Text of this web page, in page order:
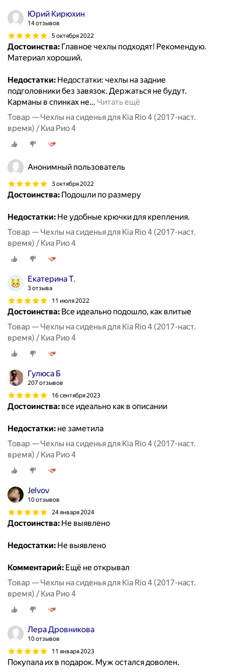
Юрий Кирюхин
14 отзывов
5 октября 2022
Достоинства: Главное чехлы подходят! Рекомендую.
Материал хороший.
Недостатки: Недостатки: чехлы на задние
подголовники без завязок. Держаться не будут.
Карманы в спинках не… Читать ещё
Товар — Чехлы на сиденья для Kia Rio 4 (2017-наст.
время) / Киа Рио 4
Анонимный пользователь
3 октября 2022
Достоинства: Подошли по размеру
Недостатки: Не удобные крючки для крепления.
Товар — Чехлы на сиденья для Kia Rio 4 (2017-наст.
время) / Киа Рио 4
Екатерина Т.
3 отзыва
11 июля 2022
Достоинства: Все идеально подошло, как влитые
Товар — Чехлы на сиденья для Kia Rio 4 (2017-наст.
время) / Киа Рио 4
Гулюса Б
207 отзывов
16 сентября 2023
Достоинства: все идеально как в описании
Недостатки: не заметила
Товар — Чехлы на сиденья для Kia Rio 4 (2017-наст.
время) / Киа Рио 4
Jelvov
10 отзывов
24 января 2024
Достоинства: Не выявлено
Недостатки: Не выявлено
Комментарий: Ещё не открывал
Товар — Чехлы на сиденья для Kia Rio 4 (2017-наст.
время) / Киа Рио 4
Лера Дровникова
10 отзывов
11 января 2023
Покупала их в подарок. Муж остался доволен.